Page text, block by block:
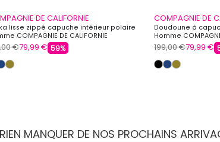
DE CALIFORNIE
lisse zippé capuche intérieur polaire
COMPAGNIE DE CALIFORNIE
€79,99 € 59%
COMPAGNIE DE
Doudoune à
Homme
199,00 €79,99 €
MANQUER DE NOS PROCHAINS